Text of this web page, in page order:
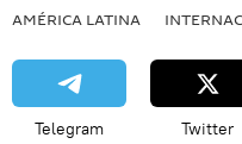
AMÉRICA LATINA
Telegram Twitter